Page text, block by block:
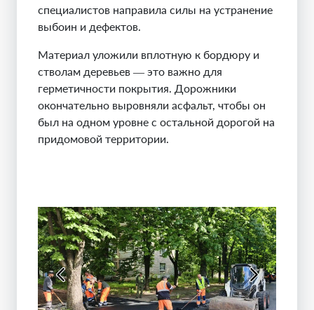
специалистов направила силы на устранение
выбоин и дефектов.
Материал уложили вплотную к бордюру и
стволам деревьев — это важно для
герметичности покрытия. Дорожники
окончательно выровняли асфальт, чтобы он
был на одном уровне с остальной дорогой на
придомовой территории.